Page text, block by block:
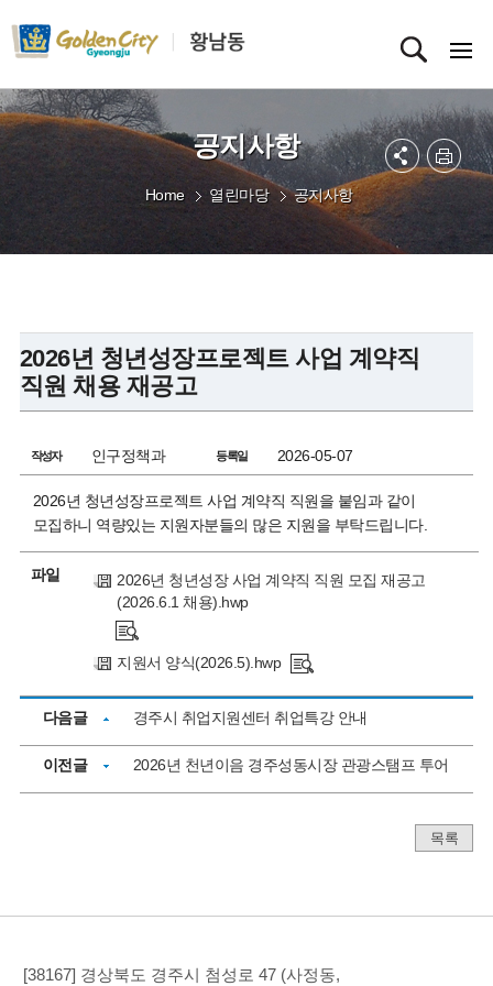
공지사항
Home 열린마당 공지사항
2026년 청년성장프로젝트 사업 계약직
직원 채용 재공고
작성자 인구정책과 등록일 2026-05-07
2026년 청년성장프로젝트 사업 계약직 직원을 붙임과 같이
모집하니 역량있는 지원자분들의 많은 지원을 부탁드립니다.
파일
2026년 청년성장 사업 계약직 직원 모집 재공고
(2026.6.1 채용).hwp
지원서 양식(2026.5).hwp
다음글 경주시 취업지원센터 취업특강 안내
이전글 2026년 천년이음 경주성동시장 관광스탬프 투어
목록
[38167] 경상북도 경주시 첨성로 47 (사정동,